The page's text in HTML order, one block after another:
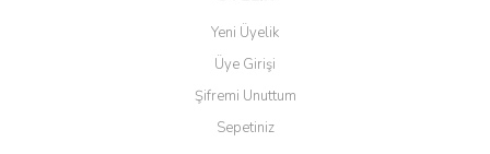
Yeni Üyelik
Üye Girişi
Şifremi Unuttum
Sepetiniz